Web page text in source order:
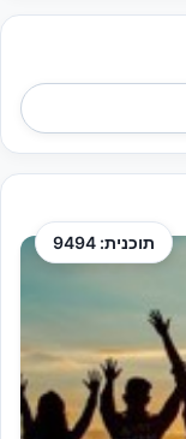
תוכנית: 9494